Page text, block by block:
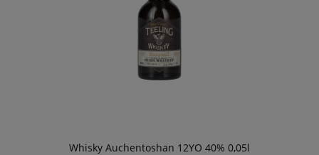
Whisky Auchentoshan 12YO 40% 0,05l